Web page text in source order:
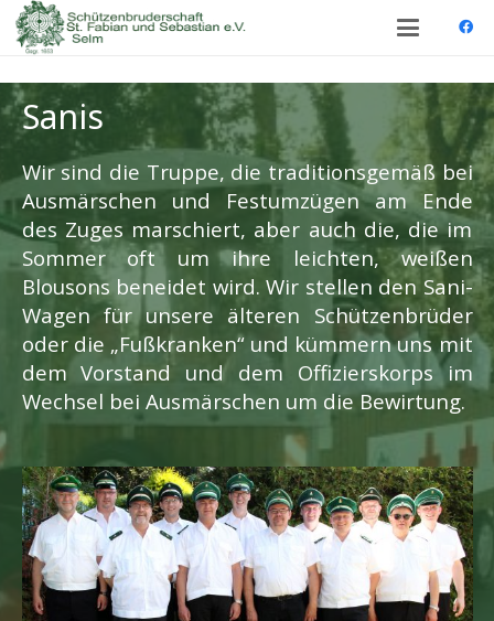
Sanis
Wir sind die Truppe, die traditionsgemäß bei
Ausmärschen und Festumzügen am Ende
des Zuges marschiert, aber auch die, die im
Sommer oft um ihre leichten, weißen
Blousons beneidet wird. Wir stellen den Sani-
Wagen für unsere älteren Schützenbrüder
oder die „Fußkranken“ und kümmern uns mit
dem Vorstand und dem Offizierskorps im
Wechsel bei Ausmärschen um die Bewirtung.